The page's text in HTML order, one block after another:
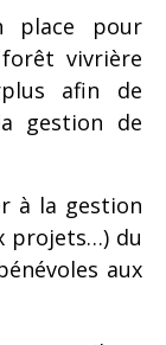
place pour
vivrière
afin de
gestion de
à la gestion
projets…) du
aux